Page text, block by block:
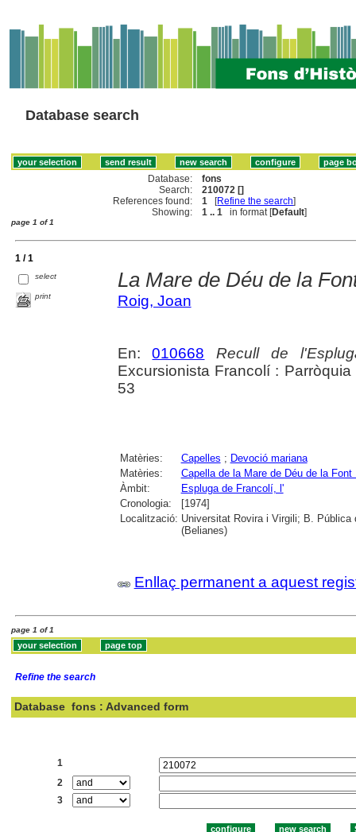
Database search
Database:
fons
Search:
210072 []
References found:
1 [Refine the search]
Showing:
1 .. 1 in format [Default]
page 1 of 1
1 / 1
select
print
La Mare de Déu de la
Roig, Joan
En:010668
Recull de
Excursionista Francolí :
53
Matèries: Capelles ; Devoció mariana
Matèries:
Capella de la Mare de Déu de la
Àmbit:
Espluga de Francolí, l'
Cronologia:
[1974]
Localització: Universitat Rovira i Virgili; B.
(Belianes)
Enllaç permanent a aquest
page 1 of 1
Refine the search
Database fons : Advanced form
1
2
3